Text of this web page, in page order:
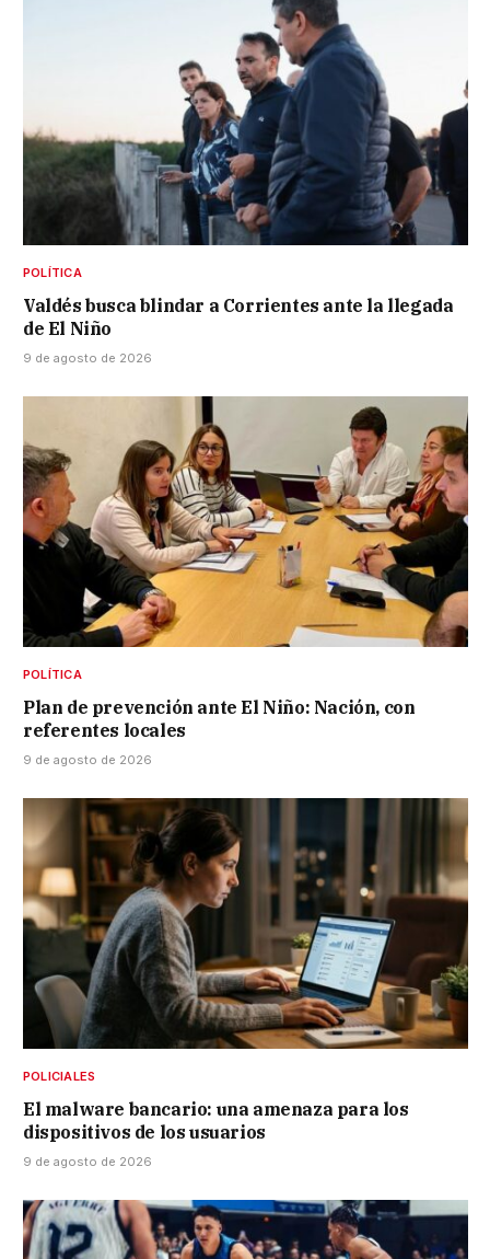
POLÍTICA
Valdés busca blindar a Corrientes ante la llegada
de El Niño
9 de agosto de 2026
POLÍTICA
Plan de prevención ante El Niño: Nación, con
referentes locales
9 de agosto de 2026
POLICIALES
El malware bancario: una amenaza para los
dispositivos de los usuarios
9 de agosto de 2026